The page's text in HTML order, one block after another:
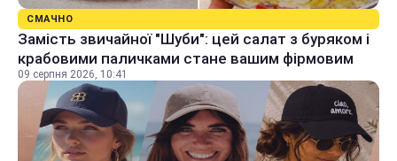
СМАЧНО
Замість звичайної "Шуби": цей салат з буряком і
крабовими паличками стане вашим фірмовим
09 серпня 2026, 10:41